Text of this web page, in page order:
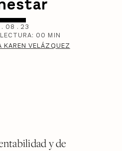
. 08 . 23
00 MIN
KAREN VELÁZQUEZ
y de